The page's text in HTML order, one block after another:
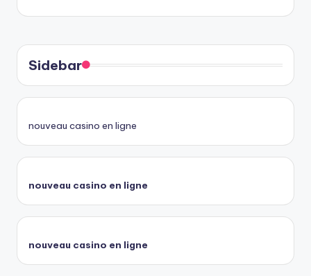
Sidebar
nouveau casino en ligne
nouveau casino en ligne
nouveau casino en ligne